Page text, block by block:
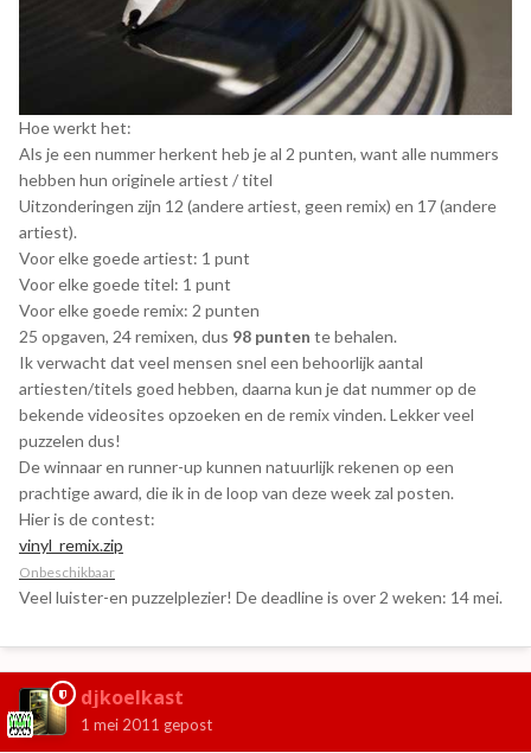
Hoe werkt het:
Als je een nummer herkent heb je al 2 punten, want alle nummers
hebben hun originele artiest / titel
Uitzonderingen zijn 12 (andere artiest, geen remix) en 17 (andere
artiest).
Voor elke goede artiest: 1 punt
Voor elke goede titel: 1 punt
Voor elke goede remix: 2 punten
25 opgaven, 24 remixen, dus 98 punten te behalen.
Ik verwacht dat veel mensen snel een behoorlijk aantal
artiesten/titels goed hebben, daarna kun je dat nummer op de
bekende videosites opzoeken en de remix vinden. Lekker veel
puzzelen dus!
De winnaar en runner-up kunnen natuurlijk rekenen op een
prachtige award, die ik in de loop van deze week zal posten.
Hier is de contest:
vinyl_remix.zip
Onbeschikbaar
Veel luister-en puzzelplezier! De deadline is over 2 weken: 14 mei.
djkoelkast
1 mei 2011 gepost